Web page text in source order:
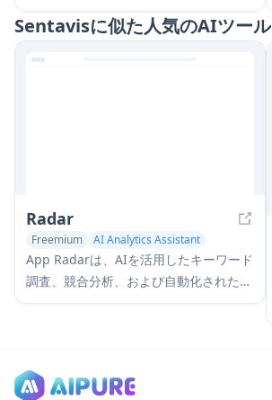
洞察を提供することで、オーディエンス
を理解するのを助けるAI駆動のYouTube
Sentavisに似た人気のAIツール
Radar
Freemium
AI Analytics Assistant
AI SEO Tools
App Radarは、AIを活用したキーワード
調査、競合分析、および自動化されたツ
ールを活用して、Apple App Storeと
包括的なアプリストア最適化（ASO）ツ
ールです。